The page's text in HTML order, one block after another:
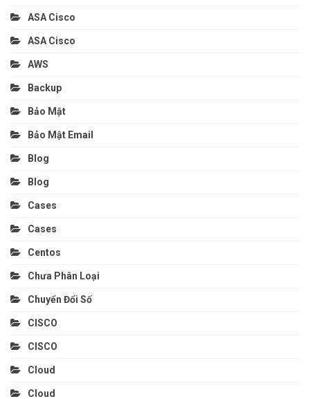
ASA Cisco
ASA Cisco
AWS
Backup
Bảo Mật
Bảo Mật Email
Blog
Blog
Cases
Cases
Centos
Chưa Phân Loại
Chuyển Đổi Số
CISCO
CISCO
Cloud
Cloud